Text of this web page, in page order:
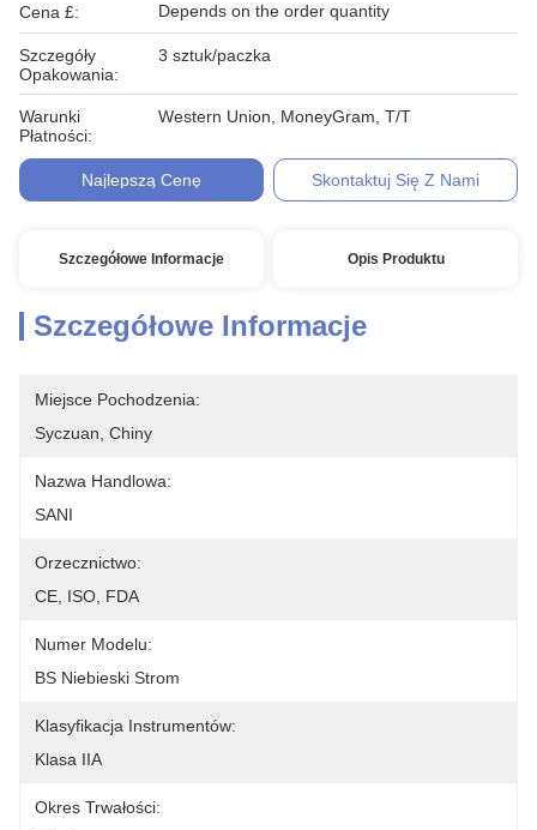
Cena £: Depends on the order quantity
Szczegóły
Opakowania:
3 sztuk/paczka
Warunki
Płatności:
Western Union, MoneyGram, T/T
Najlepszą Cenę Skontaktuj Się Z Nami
Szczegółowe Informacje Opis Produktu
Szczegółowe Informacje
Miejsce Pochodzenia:
Syczuan, Chiny
Nazwa Handlowa:
SANI
Orzecznictwo:
CE, ISO, FDA
Numer Modelu:
BS Niebieski Strom
Klasyfikacja Instrumentów:
Klasa IIA
Okres Trwałości: